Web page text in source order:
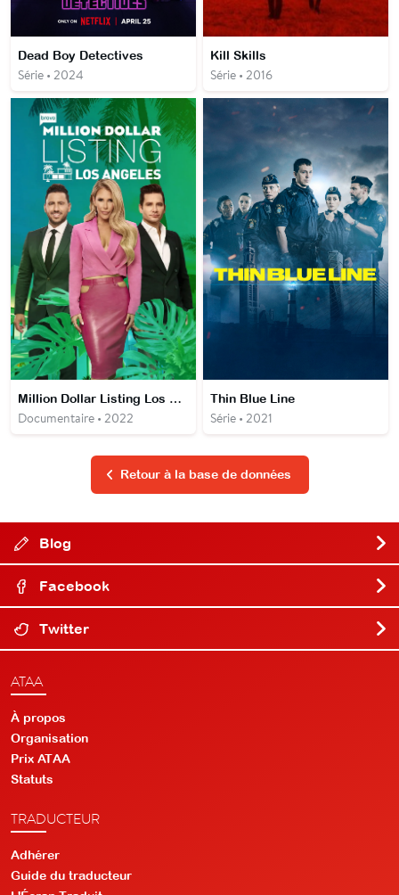
Dead Boy Detectives
Série • 2024
Kill Skills
Série • 2016
Million Dollar Listing Los Angeles
Documentaire • 2022
Thin Blue Line
Série • 2021
Retour à la base de données
Blog
Facebook
Twitter
ATAA
À propos
Organisation
Prix ATAA
Statuts
TRADUCTEUR
Adhérer
Guide du traducteur